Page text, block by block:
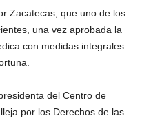
Zacatecas, que uno de los
una vez aprobada la
con medidas integrales
del Centro de
por los Derechos de las